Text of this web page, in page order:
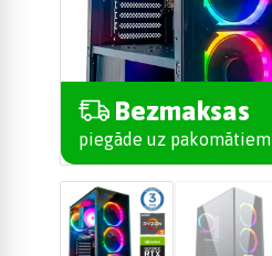
Bezmaksas
piegāde uz pakomātiem